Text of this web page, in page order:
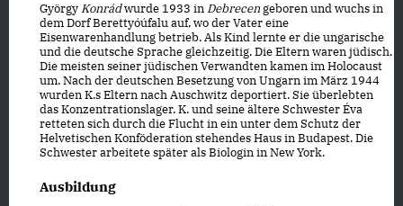
GyörgyKonrádwurde 1933 inDebrecen geboren und wuchs in
dem Dorf Berettyóúfalu auf, wo der Vater eine
Eisenwarenhandlung betrieb. Als Kind lernte er die ungarische
und die deutsche Sprache gleichzeitig. Die Eltern waren jüdisch.
Die meisten seiner jüdischen Verwandten kamen im Holocaust
um. Nach der deutschen Besetzung von Ungarn im März 1944
wurden K.s Eltern nach Auschwitz deportiert. Sie überlebten
das Konzentrationslager. K. und seine ältere Schwester Éva
retteten sich durch die Flucht in ein unter dem Schutz der
Helvetischen Konföderation stehendes Haus in Budapest. Die
Schwester arbeitete später als Biologin in New York.
Ausbildung